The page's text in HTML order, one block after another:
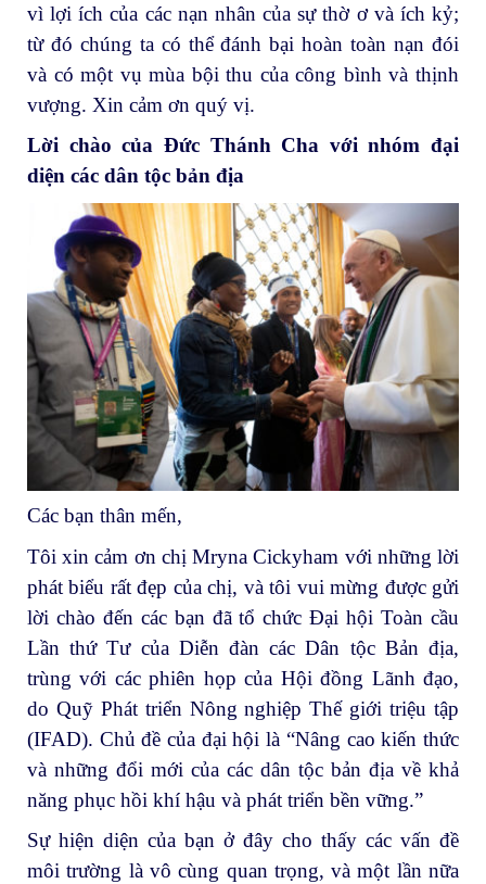
vì lợi ích của các nạn nhân của sự thờ ơ và ích kỷ;
từ đó chúng ta có thể đánh bại hoàn toàn nạn đói
và có một vụ mùa bội thu của công bình và thịnh
vượng. Xin cảm ơn quý vị.
Lời chào của Đức Thánh Cha với nhóm đại
diện các dân tộc bản địa
Các bạn thân mến,
Tôi xin cảm ơn chị Mryna Cickyham với những lời
phát biểu rất đẹp của chị, và tôi vui mừng được gửi
lời chào đến các bạn đã tổ chức Đại hội Toàn cầu
Lần thứ Tư của Diễn đàn các Dân tộc Bản địa,
trùng với các phiên họp của Hội đồng Lãnh đạo,
do Quỹ Phát triển Nông nghiệp Thế giới triệu tập
(IFAD). Chủ đề của đại hội là “Nâng cao kiến thức
và những đổi mới của các dân tộc bản địa về khả
năng phục hồi khí hậu và phát triển bền vững.”
Sự hiện diện của bạn ở đây cho thấy các vấn đề
môi trường là vô cùng quan trọng, và một lần nữa